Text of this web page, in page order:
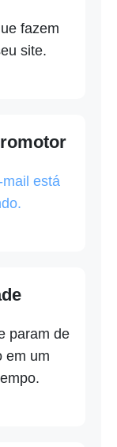
fazem
site.
está
param de
em um